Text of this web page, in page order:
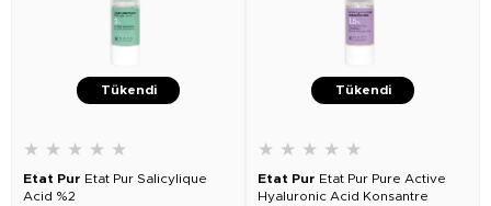
Tükendi
★ ★ ★ ★ ★
Etat Pur Etat Pur Salicylique
Acid %2
Tükendi
★ ★ ★ ★ ★
Etat Pur Etat Pur Pure Active
Hyaluronic Acid Konsantre